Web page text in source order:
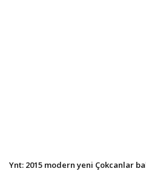
Ynt: 2015 modern yeni Çokcanlar